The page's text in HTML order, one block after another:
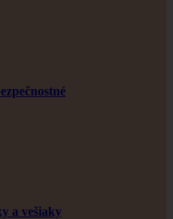
a vešiaky